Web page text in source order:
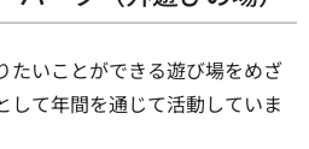
いことができる遊び場をめざ
して年間を通じて活動していま